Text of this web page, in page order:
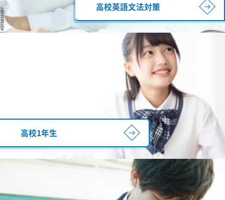
高校英語文法対策
高校1年生